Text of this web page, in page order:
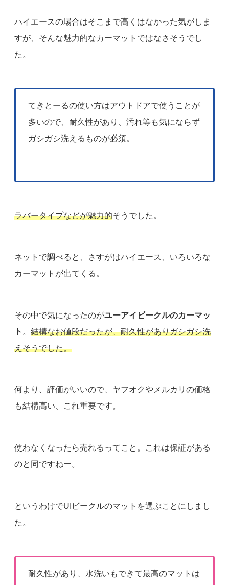
ハイエースの場合はそこまで高くはなかった気がしま
すが、そんな魅力的なカーマットではなさそうでし
た。
てきとーるの使い方はアウトドアで使うことが
多いので、耐久性があり、汚れ等も気にならず
ガシガシ洗えるものが必須。
ラバータイプなどが魅力的そうでした。
ネットで調べると、さすがはハイエース、いろいろな
カーマットが出てくる。
その中で気になったのがユーアイビークルのカーマッ
ト 。結構なお値段だったが、耐久性がありガシガシ洗
えそうでした。
何より、評価がいいので、ヤフオクやメルカリの価格
も結構高い、これ重要です。
使わなくなったら売れるってこと。これは保証がある
のと同ですねー。
というわけでUIビークルのマットを選ぶことにしまし
た。
耐久性があり、水洗いもできて最高のマットは